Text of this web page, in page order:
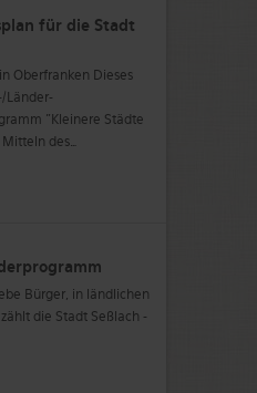
für die Stadt
Oberfranken Dieses
Länder-
"Kleinere Städte
des…
Bürger, in ländlichen
die Stadt Seßlach -